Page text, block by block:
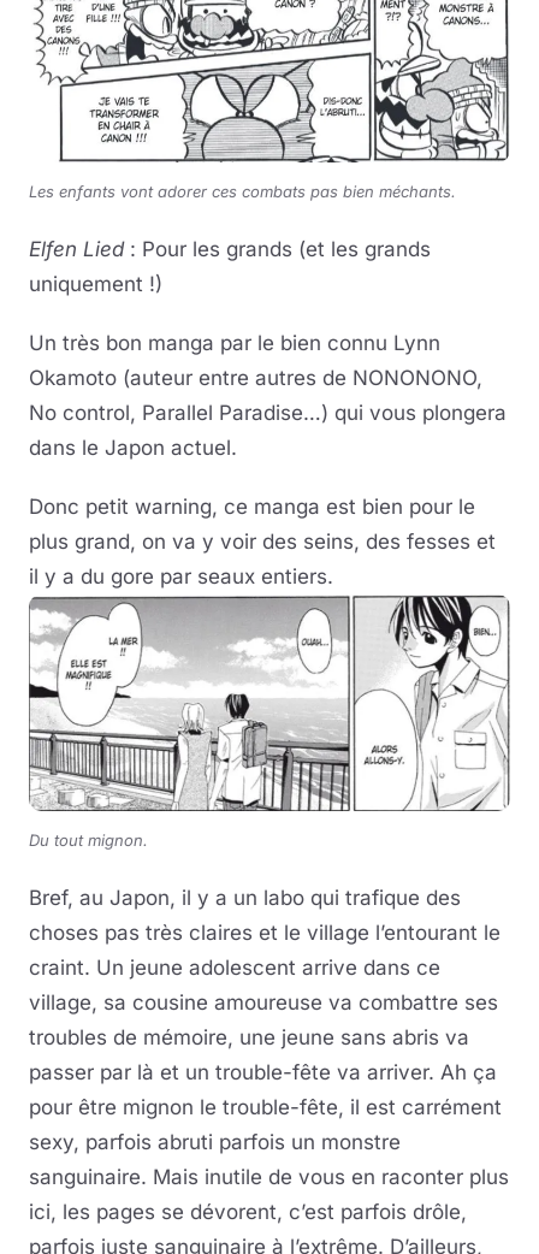
Les enfants vont adorer ces combats pas bien méchants.
Elfen Lied: Pour les grands (et les grands
uniquement !)
Un très bon manga par le bien connu Lynn
Okamoto (auteur entre autres de NONONONO,
No control, Parallel Paradise…) qui vous plongera
dans le Japon actuel.
Donc petit warning, ce manga est bien pour le
plus grand, on va y voir des seins, des fesses et
il y a du gore par seaux entiers.
Du tout mignon.
Bref, au Japon, il y a un labo qui trafique des
choses pas très claires et le village l’entourant le
craint. Un jeune adolescent arrive dans ce
village, sa cousine amoureuse va combattre ses
troubles de mémoire, une jeune sans abris va
passer par là et un trouble-fête va arriver. Ah ça
pour être mignon le trouble-fête, il est carrément
sexy, parfois abruti parfois un monstre
sanguinaire. Mais inutile de vous en raconter plus
ici, les pages se dévorent, c’est parfois drôle,
parfois juste sanguinaire à l’extrême. D’ailleurs,